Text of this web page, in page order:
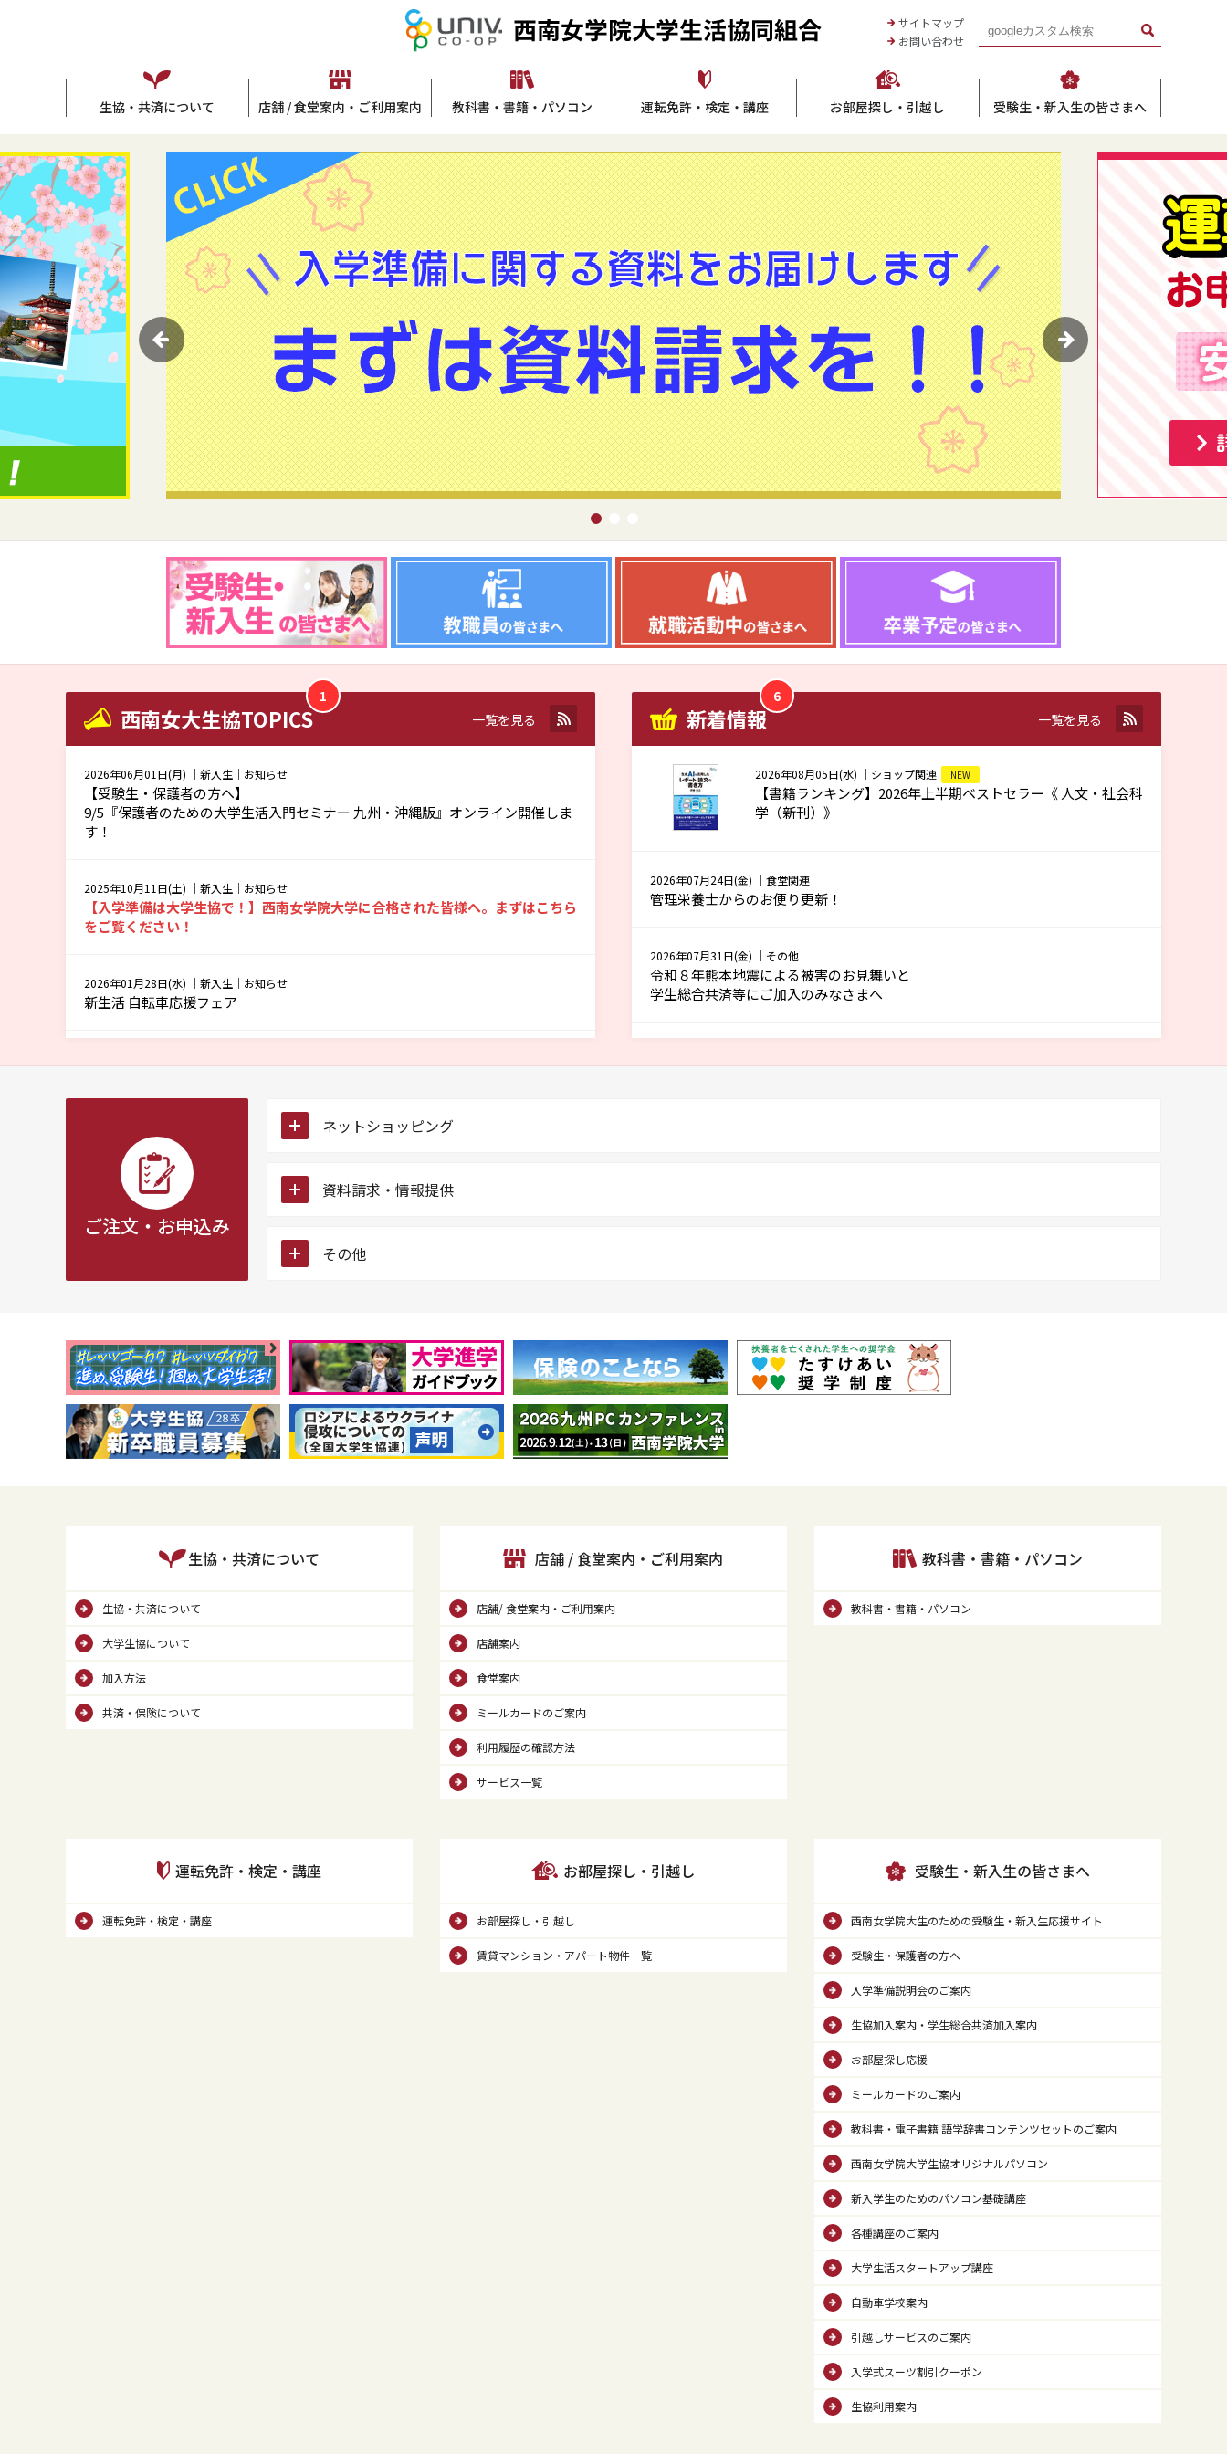
西南女学院大学生活協同組合
サイトマップ
お問い合わせ
生協・共済について 店舗 / 食堂案内・ご利用案内 教科書・書籍・パソコン 運転免許・検定・講座 お部屋探し・引越し 受験生・新入生の皆さまへ
西南女大生協TOPICS
1
一覧を見る
新着情報
6
一覧を見る
2026年06月01日(月) ｜新入生｜お知らせ
【受験生・保護者の方へ】
9/5『保護者のための大学生活入門セミナー 九州・沖縄版』オンライン開催しま
す！
2025年10月11日(土) ｜新入生｜お知らせ
【入学準備は大学生協で！】西南女学院大学に合格された皆様へ。まずはこちら
をご覧ください！
2026年01月28日(水) ｜新入生｜お知らせ
新生活 自転車応援フェア
2026年08月05日(水) ｜ショップ関連 NEW
【書籍ランキング】2026年上半期ベストセラー《 人文・社会科
学（新刊）》
2026年07月24日(金) ｜食堂関連
管理栄養士からのお便り更新！
2026年07月31日(金) ｜その他
令和８年熊本地震による被害のお見舞いと
学生総合共済等にご加入のみなさまへ
【書籍ランキング】理工書の6月月間ベスト
2026年07月01日(水)｜食堂関連
管理栄養士からのお便り更新！
2026年06月12日(金)
【9/12(土)・13(日)開催】2026九州PCカンファレンスin西南学院大学 のご案内
管理栄養士からのお便り更新！
ご注文・お申込み
icon
ネットショッピング
icon
資料請求・情報提供
icon
その他
生協・共済について
生協・共済について
大学生協について
加入方法
共済・保険について
店舗 / 食堂案内・ご利用案内
店舗/ 食堂案内・ご利用案内
店舗案内
食堂案内
ミールカードのご案内
利用履歴の確認方法
サービス一覧
教科書・書籍・パソコン
教科書・書籍・パソコン
運転免許・検定・講座
運転免許・検定・講座
お部屋探し・引越し
お部屋探し・引越し
賃貸マンション・アパート物件一覧
受験生・新入生の皆さまへ
西南女学院大生のための受験生・新入生応援サイト
受験生・保護者の方へ
入学準備説明会のご案内
生協加入案内・学生総合共済加入案内
お部屋探し応援
ミールカードのご案内
教科書・電子書籍 語学辞書コンテンツセットのご案内
西南女学院大学生協オリジナルパソコン
新入学生のためのパソコン基礎講座
各種講座のご案内
大学生活スタートアップ講座
自動車学校案内
引越しサービスのご案内
入学式スーツ割引クーポン
生協利用案内